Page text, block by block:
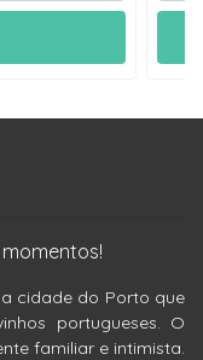
cidade do Porto que
portugueses. O
familiar e intimista.